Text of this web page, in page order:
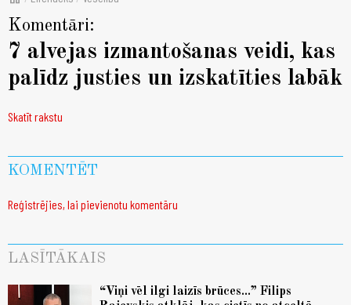
Komentāri:
7 alvejas izmantošanas veidi, kas
palīdz justies un izskatīties labāk
Skatīt rakstu
KOMENTĒT
Reģistrējies, lai pievienotu komentāru
LASĪTĀKAIS
“Viņi vēl ilgi laizīs brūces...” Filips